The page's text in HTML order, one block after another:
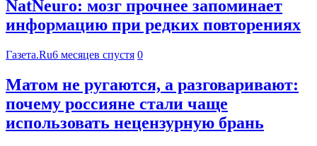
NatNeuro: мозг прочнее запоминает
информацию при редких повторениях
Газета.Ru6 месяцев спустя 0
Матом не ругаются, а разговаривают:
почему россияне стали чаще
использовать нецензурную брань